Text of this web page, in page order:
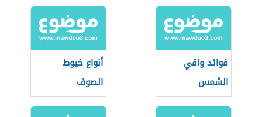
فوائد واقي
الشمس
أنواع خيوط
الصوف